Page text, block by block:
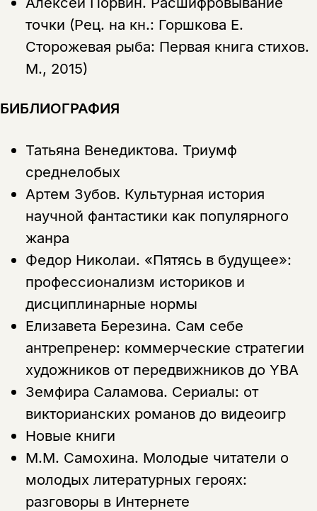
точки (Рец. на кн.: Горшкова Е.
Сторожевая рыба: Первая книга стихов.
М., 2015)
БИБЛИОГРАФИЯ
Татьяна Венедиктова. Триумф
среднелобых
Артем Зубов. Культурная история
научной фантастики как популярного
жанра
Федор Николаи. «Пятясь в будущее»:
профессионализм историков и
дисциплинарные нормы
Елизавета Березина. Сам себе
антрепренер: коммерческие стратегии
художников от передвижников до YBA
Земфира Саламова. Сериалы: от
викторианских романов до видеоигр
Новые книги
М.М. Самохина. Молодые читатели о
молодых литературных героях:
разговоры в Интернете